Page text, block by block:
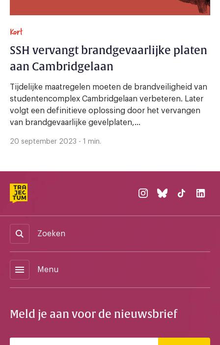
Kort
SSH vervangt brandgevaarlijke platen
aan Cambridgelaan
Tijdelijke maatregelen moeten de brandveiligheid van
studentencomplex Cambridgelaan verbeteren. Later
volgt een definitieve oplossing door het vervangen
van brandgevaarlijke gevelplaten,...
20 september 2023 - 1 min.
Zoeken
menu Menu
Meld je aan voor de nieuwsbrief